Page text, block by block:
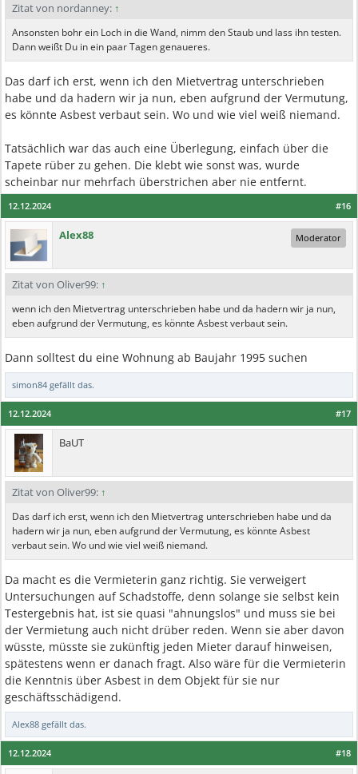
Zitat von nordanney: ↑
Ansonsten bohr ein Loch in die Wand, nimm den Staub und lass ihn testen.
Dann weißt Du in ein paar Tagen genaueres.
Das darf ich erst, wenn ich den Mietvertrag unterschrieben
habe und da hadern wir ja nun, eben aufgrund der Vermutung,
es könnte Asbest verbaut sein. Wo und wie viel weiß niemand.
Tatsächlich war das auch eine Überlegung, einfach über die
Tapete rüber zu gehen. Die klebt wie sonst was, wurde
scheinbar nur mehrfach überstrichen aber nie entfernt.
#16
12.12.2024
Alex88 Moderator
Zitat von Oliver99: ↑
wenn ich den Mietvertrag unterschrieben habe und da hadern wir ja nun,
eben aufgrund der Vermutung, es könnte Asbest verbaut sein.
Dann solltest du eine Wohnung ab Baujahr 1995 suchen
simon84 gefällt das.
#17
12.12.2024
BaUT
Zitat von Oliver99: ↑
Das darf ich erst, wenn ich den Mietvertrag unterschrieben habe und da
hadern wir ja nun, eben aufgrund der Vermutung, es könnte Asbest
verbaut sein. Wo und wie viel weiß niemand.
Da macht es die Vermieterin ganz richtig. Sie verweigert
Untersuchungen auf Schadstoffe, denn solange sie selbst kein
Testergebnis hat, ist sie quasi "ahnungslos" und muss sie bei
der Vermietung auch nicht drüber reden. Wenn sie aber davon
wüsste, müsste sie zukünftig jeden Mieter darauf hinweisen,
spätestens wenn er danach fragt. Also wäre für die Vermieterin
die Kenntnis über Asbest in dem Objekt für sie nur
geschäftsschädigend.
Alex88 gefällt das.
#18
12.12.2024